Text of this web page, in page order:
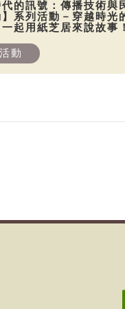
的訊號：傳播技術與
系列活動－穿越時光
起用紙芝居來說故事！
活動